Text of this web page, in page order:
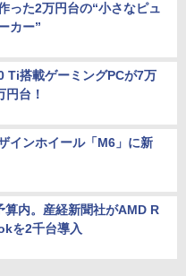
った2万円台の“小さなピュ
カー”
Ti搭載ゲーミングPCが7万
台！
インホイール「M6」に新
算内。産経新聞社がAMD R
を2千台導入